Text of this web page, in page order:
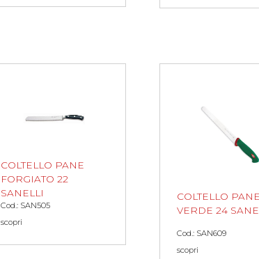
COLTELLO PANE
FORGIATO 22
SANELLI
Cod.: SAN505
scopri
COLTELLO PANE
VERDE 24
Cod.: SAN609
scopri